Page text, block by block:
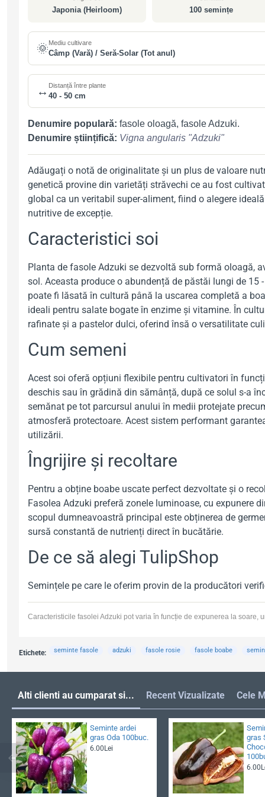
Japonia (Heirloom) 100 semințe
🌞Mediu cultivare
Câmp (Vară) / Seră-Solar (Tot anul)
↔️ Distanță între plante
40 - 50 cm
Denumire populară: fasole oloagă, fasole Adzuki.
Denumire științifică: Vigna angularis "Adzuki"
Adăugați o notă de originalitate și un plus de valoare
genetică provine din varietăți străvechi ce au fost
global ca un veritabil super-aliment, fiind o alegere
nutritive de excepție.
Caracteristici soi
Planta de fasole Adzuki se dezvoltă sub formă oloagă,
sol. Aceasta produce o abundență de păstăi lungi de
poate fi lăsată în cultură până la uscarea completă a
ideali pentru salate bogate în enzime și vitamine. În
rafinate și a pastelor dulci, oferind însă o versatilitate
Cum semeni
Acest soi oferă opțiuni flexibile pentru cultivatori în
deschis sau în grădină din sămânță, după ce solul s-a
semănat pe tot parcursul anului în medii protejate
atmosferă protectoare. Acest sistem performant
utilizării.
Îngrijire și recoltare
Pentru a obține boabe uscate perfect dezvoltate și o
Fasolea Adzuki preferă zonele luminoase, cu expunere
scopul dumneavoastră principal este obținerea de
sursă constantă de nutrienți direct în bucătărie.
De ce să alegi TulipShop
Semințele pe care le oferim provin de la producători
Caracteristicile fasolei Adzuki pot varia în funcție de expunerea la
Etichete: seminte fasole adzuki fasole rosie fasole boabe
Alti clienti au cumparat si... Recent Vizualizate Cele
Seminte ardei
gras Oda 100buc.
6.00Lei
gras